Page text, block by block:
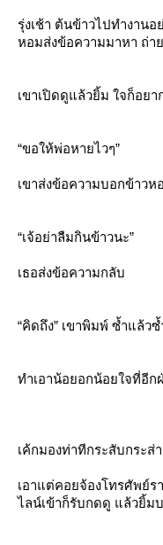
รุ่งเช้า ต้นข้าวไปทำงาน
หอมส่งข้อความมาหา ถ่า
เขาเปิดดูแล้วยิ้ม ใจก็อย
“ขอให้พ่อหายไวๆ”
เขาส่งข้อความบอกข้าวห
“เจ้อย่าลืมกินข้าวนะ”
เธอส่งข้อความกลับ
“คิดถึง” เขาพิมพ์ ซ้ำแล้ว
ทำเอาน้อยอกน้อยใจที่อีก
เค้กมองท่าทีกระสับกระส่
เอาแต่คอยจ้องโทรศัพย์ร
ไลน์เข้าก็รับกดดู แล้วยิ้มบ